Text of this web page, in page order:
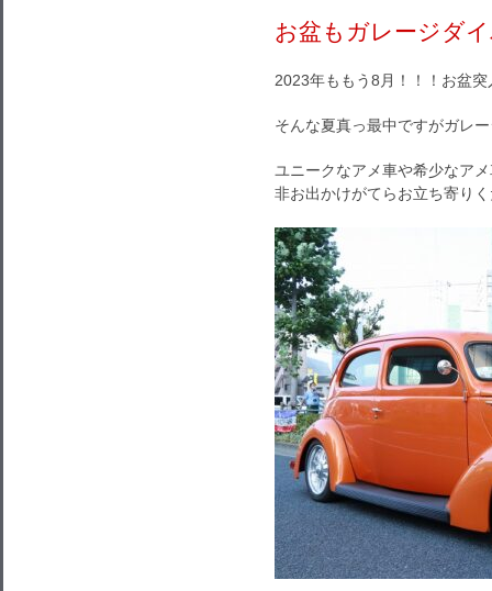
お盆もガレージダ
2023年ももう8月！！！お盆
そんな夏真っ最中ですがガレ
ユニークなアメ車や希少なア
非お出かけがてらお立ち寄り